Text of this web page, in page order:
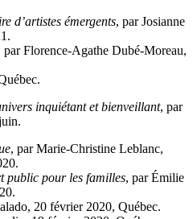
d’artistes émergents, par Josianne
par Florence-Agathe Dubé-Moreau,
inquiétant et bienveillant, par
, par Marie-Christine Leblanc,
public pour les familles, par Émilie
20 février 2020, Québec.